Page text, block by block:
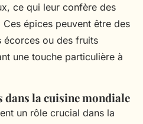
ce qui leur confère des
épices peuvent être des
écorces ou des fruits
une touche particulière à
dans la cuisine mondiale
un rôle crucial dans la